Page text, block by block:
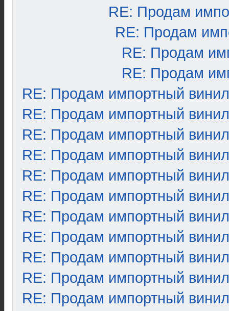
RE: Продам
RE: Продам
RE: Продам
RE: Продам
RE: Продам импортный винил
RE: Продам импортный винил
RE: Продам импортный винил
RE: Продам импортный винил
RE: Продам импортный винил
RE: Продам импортный винил
RE: Продам импортный винил
RE: Продам импортный винил
RE: Продам импортный винил
RE: Продам импортный винил
RE: Продам импортный винил